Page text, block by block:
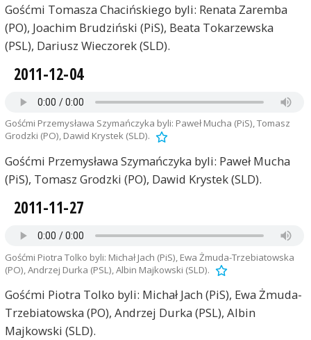
Gośćmi Tomasza Chacińskiego byli: Renata Zaremba
(PO), Joachim Brudziński (PiS), Beata Tokarzewska
(PSL), Dariusz Wieczorek (SLD).
2011-12-04
Gośćmi Przemysława Szymańczyka byli: Paweł Mucha (PiS), Tomasz
Grodzki (PO), Dawid Krystek (SLD).
Gośćmi Przemysława Szymańczyka byli: Paweł Mucha
(PiS), Tomasz Grodzki (PO), Dawid Krystek (SLD).
2011-11-27
Gośćmi Piotra Tolko byli: Michał Jach (PiS), Ewa Żmuda-Trzebiatowska
(PO), Andrzej Durka (PSL), Albin Majkowski (SLD).
Gośćmi Piotra Tolko byli: Michał Jach (PiS), Ewa Żmuda-
Trzebiatowska (PO), Andrzej Durka (PSL), Albin
Majkowski (SLD).